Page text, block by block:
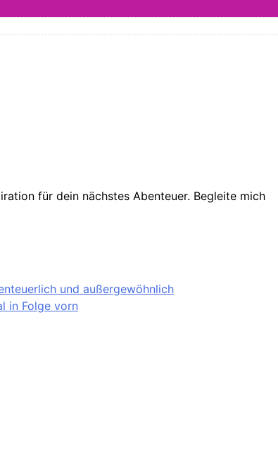
für dein nächstes Abenteuer. Begleite mich
und außergewöhnlich
in Folge vorn